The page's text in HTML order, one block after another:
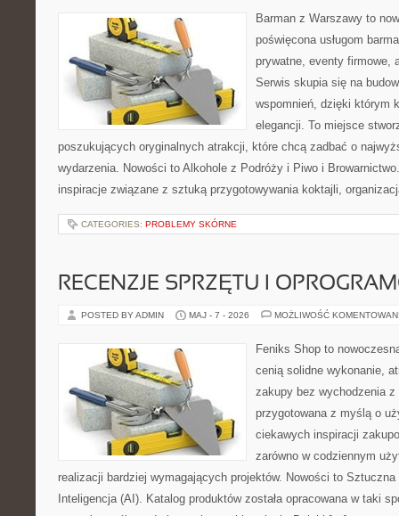
Barman z Warszawy to
poświęcona usługom
prywatne, eventy firmowe,
Serwis skupia się na
wspomnień, dzięki którym
elegancji. To miejsce
poszukujących oryginalnych atrakcji, które chcą zadbać o
wydarzenia. Nowości to Alkohole z Podróży i Piwo i
inspiracje związane z sztuką przygotowywania koktajli,
CATEGORIES: PROBLEMY SKÓRNE
RECENZJE SPRZĘTU I
POSTED BY ADMIN MAJ - 7 - 2026 MOŻLIWOŚĆ
Feniks Shop to
cenią solidne wykonanie,
zakupy bez wychodzenia z
przygotowana z myślą o
ciekawych inspiracji
zarówno w codziennym
realizacji bardziej wymagających projektów. Nowości to
Inteligencja (AI). Katalog produktów została opracowana w taki